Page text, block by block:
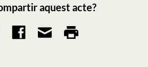
aquest acte?